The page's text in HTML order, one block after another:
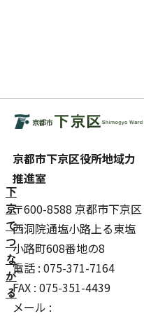
下
京
で
つ
な
が
る
京都市下京区役所地域力
推進室
〒600-8588 京都市下京区
西洞院通塩小路上る東塩
小路町608番地の8
電話 : 075-371-7164
FAX : 075-351-4439
メール :